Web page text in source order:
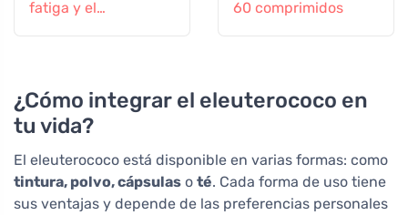
fatiga y el
60 comprimidos
¿Cómo integrar el eleuterococo en
tu vida?
El eleuterococo está disponible en varias formas: como
tintura, polvo, cápsulas o té. Cada forma de uso tiene
sus ventajas y depende de las preferencias personales